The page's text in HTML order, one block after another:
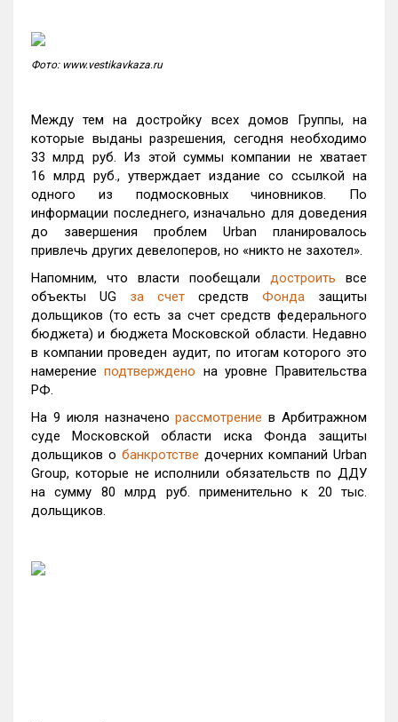
Фото: www.vestikavkaza.ru
Между тем на достройку всех домов Группы, на
которые выданы разрешения, сегодня необходимо
33 млрд руб. Из этой суммы компании не хватает
16 млрд руб., утверждает издание со ссылкой на
одного из подмосковных чиновников. По
информации последнего, изначально для доведения
до завершения проблем Urban планировалось
привлечь других девелоперов, но «никто не захотел».
Напомним, что власти пообещали достроить все
объекты UG за счет средств Фонда защиты
дольщиков (то есть за счет средств федерального
бюджета) и бюджета Московской области. Недавно
в компании проведен аудит, по итогам которого это
намерениеподтверждено на уровне Правительства
РФ.
На 9 июля назначенорассмотрение в Арбитражном
суде Московской области иска Фонда защиты
дольщиков о банкротстве дочерних компаний Urban
Group, которые не исполнили обязательств по ДДУ
на сумму 80 млрд руб. применительно к 20 тыс.
дольщиков.